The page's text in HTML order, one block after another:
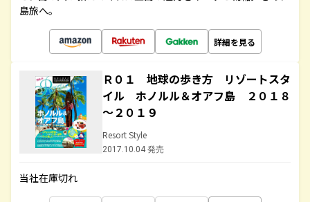
島旅へ。
詳細を見る
Ｒ０１ 地球の歩き方 リゾートスタ
イル ホノルル＆オアフ島 ２０１８
～２０１９
Resort Style
2017.10.04 発売
当社在庫切れ